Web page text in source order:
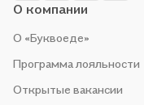
О компании
О «Буквоеде»
Программа лояльности
Открытые вакансии